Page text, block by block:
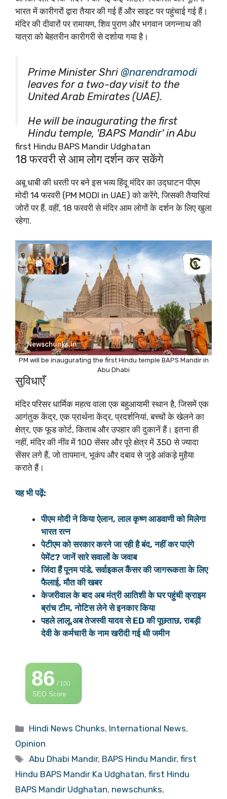
भारत में कारीगरों द्वारा तैयार की गई हैं और साइट पर पहुंचाई गई हैं।
मंदिर की दीवारों पर रामायण, शिव पुराण और भगवान जगन्नाथ की
यात्रा को बेहतरीन कारीगरी से दर्शाया गया है।
Prime Minister Shri @narendramodi
leaves for a two-day visit to the
United Arab Emirates (UAE).
He will be inaugurating the first
Hindu temple, 'BAPS Mandir' in Abu
Dhabi besides meeting Bharat's
close strategic partners in West
— BJP (@BJP4India)February 13,
2024
first Hindu BAPS Mandir Udghatan
18 फरवरी से आम लोग दर्शन कर सकेंगे
अबू धाबी की धरती पर बने इस भव्य हिंदू मंदिर का उद्घाटन पीएम
मोदी 14 फरवरी (PM MODI in UAE) को करेंगे, जिसकी तैयारियां
जोरों पर हैं. वहीं, 18 फरवरी से मंदिर आम लोगों के दर्शन के लिए खुला
रहेगा.
PM will be inaugurating the first Hindu temple BAPS Mandir in
Abu Dhabi
सुविधाएँ
मंदिर परिसर धार्मिक महत्व वाला एक बहुआयामी स्थान है, जिसमें एक
आगंतुक केंद्र, एक प्रार्थना केंद्र, प्रदर्शनियां, बच्चों के खेलने का
क्षेत्र, एक फूड कोर्ट, किताब और उपहार की दुकानें हैं। इतना ही
नहीं, मंदिर की नींव में 100 सेंसर और पूरे क्षेत्र में 350 से ज्यादा
सेंसर लगे हैं, जो तापमान, भूकंप और दबाव से जुड़े आंकड़े मुहैया
कराते हैं।
यह भी पढ़ें:
पीएम मोदी ने किया ऐलान, लाल कृष्ण आडवाणी को मिलेगा
भारत रत्न
पेटीएम को सरकार करने जा रही है बंद, नहीं कर पाएंगे
पेमेंट? जानें सारे सवालों के जवाब
जिंदा हैं पूनम पांडे, सर्वाइकल कैंसर की जागरूकता के लिए
फैलाई, मौत की खबर
केजरीवाल के बाद अब मंत्री आतिशी के घर पहुंची क्राइम
ब्रांच टीम, नोटिस लेने से इनकार किया
पहले लालू,अब तेजस्वी यादव से ED की पूछताछ, राबड़ी
देवी के कर्मचारी के नाम खरीदी गई थी जमीन
86/ 100
SEO Score
Categories
Hindi News Chunks, International News,
Opinion
Tags
Abu Dhabi Mandir, BAPS Hindu Mandir,first
Hindu BAPS Mandir Ka Udghatan, first Hindu
BAPS Mandir Udghatan, newschunks,